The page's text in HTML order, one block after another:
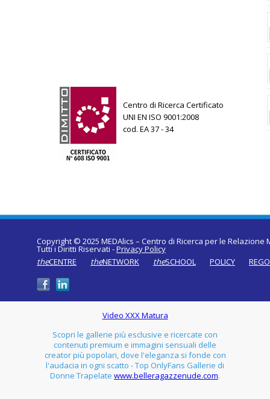
Centro di Ricerca Certificato
UNI EN ISO 9001:2008
cod. EA 37 - 34
Copyright © 2025 MEDAlics – Centro di Ricerca per le
Tutti i Diritti Riservati -Privacy Policy
theCENTRE theNETWORK theSCHOOL POLICY
Video XXX Matura
Scopri le gallerie più esclusive e ricercate con
contenuti premium e immagini sensuali delle
creator più popolari, dove l'eleganza si fonde con
l'audacia in ogni scatto - Top OnlyFans Gallerie di
Donne Trapelate www.belleragazzenude.com.